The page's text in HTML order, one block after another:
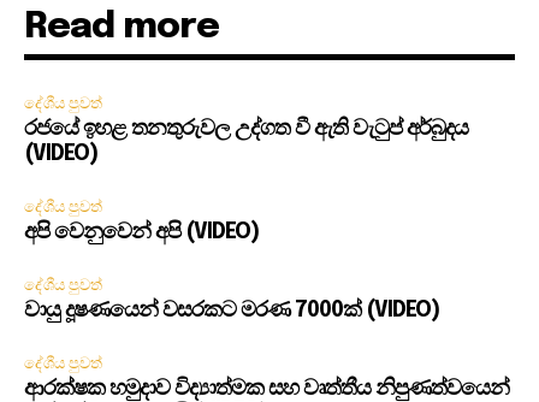
Read more
දේශීය පුවත්
රජයේ ඉහළ තනතුරුවල උද්ගත වී ඇති වැටුප් අර්බුදය
(VIDEO)
දේශීය පුවත්
අපි වෙනුවෙන් අපි (VIDEO)
දේශීය පුවත්
වායු දූෂණයෙන් වසරකට මරණ 7000ක් (VIDEO)
දේශීය පුවත්
ආරක්ෂක හමුදාව විද්‍යාත්මක සහ වෘත්තීය නිපුණත්වයෙන්